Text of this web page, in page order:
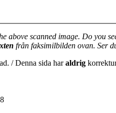
above scanned image. Do you
från faksimilbilden ovan. Ser
/ Denna sida haraldrig